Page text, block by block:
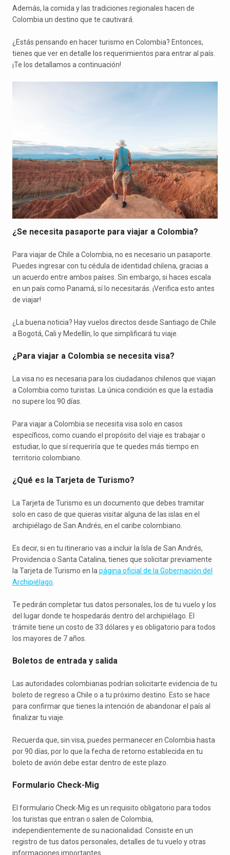
Además, la comida y las tradiciones regionales hacen de
Colombia un destino que te cautivará.
¿Estás pensando en hacer turismo en Colombia? Entonces,
tienes que ver en detalle los requerimientos para entrar al país.
¡Te los detallamos a continuación!
¿Se necesita pasaporte para viajar a Colombia?
Para viajar de Chile a Colombia, no es necesario un pasaporte.
Puedes ingresar con tu cédula de identidad chilena, gracias a
un acuerdo entre ambos países. Sin embargo, si haces escala
en un país como Panamá, sí lo necesitarás. ¡Verifica esto antes
de viajar!
¿La buena noticia? Hay vuelos directos desde Santiago de Chile
a Bogotá, Cali y Medellín, lo que simplificará tu viaje.
¿Para viajar a Colombia se necesita visa?
La visa no es necesaria para los ciudadanos chilenos que viajan
a Colombia como turistas. La única condición es que la estadía
no supere los 90 días.
Para viajar a Colombia se necesita visa solo en casos
específicos, como cuando el propósito del viaje es trabajar o
estudiar, lo que sí requeriría que te quedes más tiempo en
territorio colombiano.
¿Qué es la Tarjeta de Turismo?
La Tarjeta de Turismo es un documento que debes tramitar
solo en caso de que quieras visitar alguna de las islas en el
archipiélago de San Andrés, en el caribe colombiano.
Es decir, si en tu itinerario vas a incluir la Isla de San Andrés,
Providencia o Santa Catalina, tienes que solicitar previamente
la Tarjeta de Turismo en la página oficial de la Gobernación del
Archipiélago
Te pedirán completar tus datos personales, los de tu vuelo y los
del lugar donde te hospedarás dentro del archipiélago. El
trámite tiene un costo de 33 dólares y es obligatorio para todos
los mayores de 7 años.
Boletos de entrada y salida
Las autoridades colombianas podrían solicitarte evidencia de tu
boleto de regreso a Chile o a tu próximo destino. Esto se hace
para confirmar que tienes la intención de abandonar el país al
finalizar tu viaje.
Recuerda que, sin visa, puedes permanecer en Colombia hasta
por 90 días, por lo que la fecha de retorno establecida en tu
boleto de avión debe estar dentro de este plazo.
Formulario Check-Mig
El formulario Check-Mig es un requisito obligatorio para todos
los turistas que entran o salen de Colombia,
independientemente de su nacionalidad. Consiste en un
registro de tus datos personales, detalles de tu vuelo y otras
informaciones importantes.